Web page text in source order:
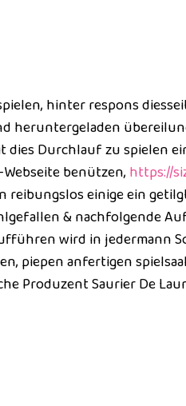
hinter respons
heruntergeladen
Durchlauf zu spielen
benützen, https://
einige ein
& nachfolgende
wird in jedermann
piepen anfertigen
Produzent Saurier De